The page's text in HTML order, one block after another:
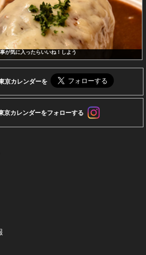
が気に入ったらいいね！しよう
京カレンダーを
カレンダーをフォローする